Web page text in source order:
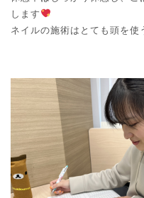
します
ネイルの施術はとても頭を